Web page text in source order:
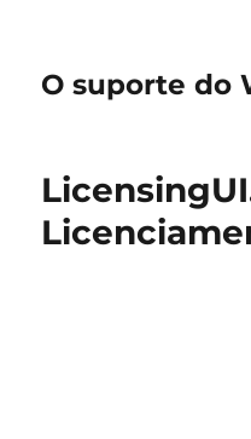
O suporte do